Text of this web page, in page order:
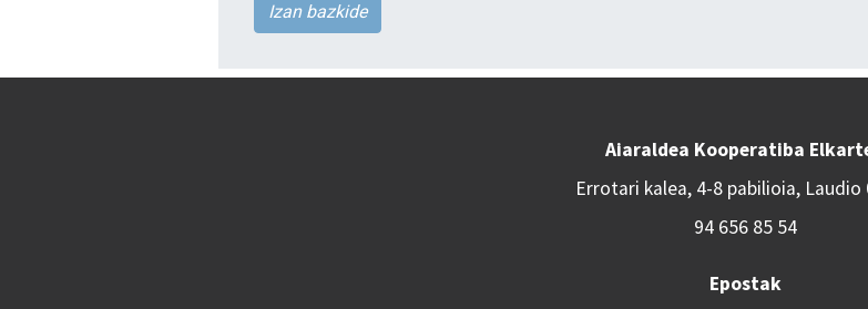
Izan bazkide
Aiaraldea Kooperatiba
Errotari kalea, 4-8 pabilioia, Laudio
94 656 85 54
Epostak